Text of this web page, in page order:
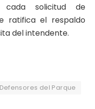
cada solicitud de
ratifica el respaldo
del intendente.
del Parque